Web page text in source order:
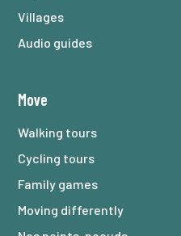
Villages
Audio guides
Move
Walking tours
Cycling tours
Family games
Moving differently